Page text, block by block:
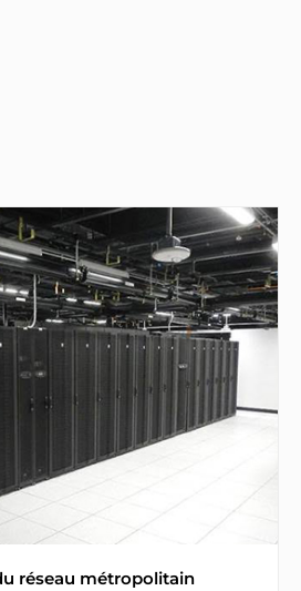
réseau métropolitain